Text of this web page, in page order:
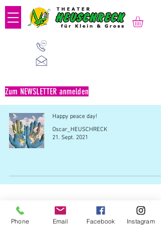
Zum NEWSLETTER anmelden
Happy peace day!
Oscar_HEUSCHRECK
21. Sept. 2021
Büro: Verein Theater HEUSCHRECK | Kaiserstraße
Phone Email Facebook Instagram